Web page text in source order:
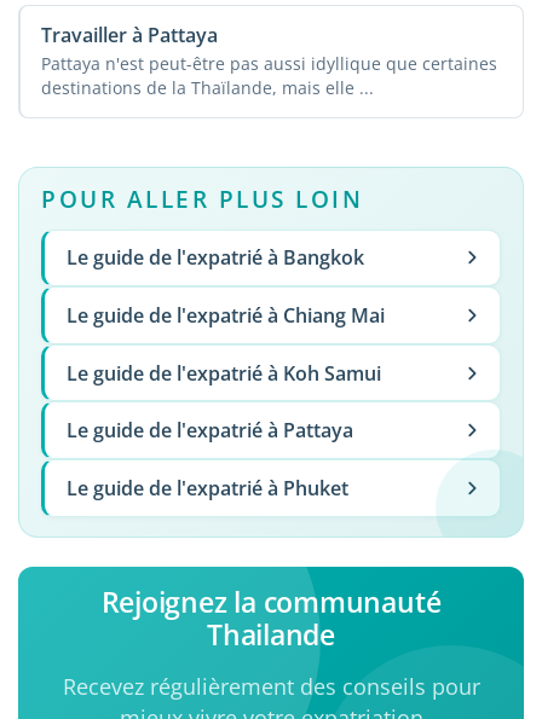
Travailler à Pattaya
Pattaya n'est peut-être pas aussi idyllique que certaines
destinations de la Thaïlande, mais elle ...
POUR ALLER PLUS LOIN
Le guide de l'expatrié à Bangkok
Le guide de l'expatrié à Chiang Mai
Le guide de l'expatrié à Koh Samui
Le guide de l'expatrié à Pattaya
Le guide de l'expatrié à Phuket
Rejoignez la communauté
Thailande
Recevez régulièrement des conseils pour